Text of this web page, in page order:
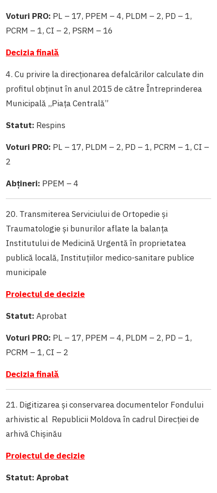
Voturi PRO: PL – 17, PPEM – 4, PLDM – 2, PD – 1,
PCRM – 1, CI – 2, PSRM – 16
Decizia finală
4. Cu privire la direcționarea defalcărilor calculate din
profitul obținut în anul 2015 de către Întreprinderea
Municipală ,,Piața Centrală”
Statut: Respins
Voturi PRO: PL – 17, PLDM – 2, PD – 1, PCRM – 1, CI –
2
Abțineri: PPEM – 4
20. Transmiterea Serviciului de Ortopedie și
Traumatologie și bunurilor aflate la balanța
Institutului de Medicină Urgentă în proprietatea
publică locală, Instituțiilor medico-sanitare publice
municipale
Proiectul de decizie
Statut: Aprobat
Voturi PRO: PL – 17, PPEM – 4, PLDM – 2, PD – 1,
PCRM – 1, CI – 2
Decizia finală
21. Digitizarea și conservarea documentelor Fondului
arhivistic al Republicii Moldova în cadrul Direcției de
arhivă Chișinău
Proiectul de decizie
Statut: Aprobat